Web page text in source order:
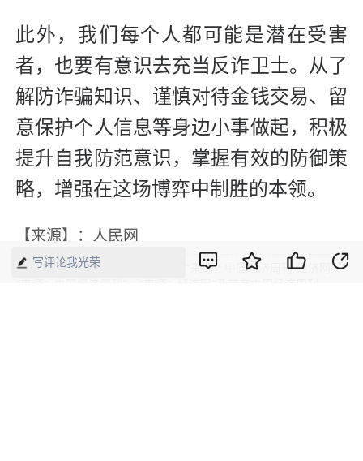
此外，我们每个人都可能是潜在受害
者，也要有意识去充当反诈卫士。从了
解防诈骗知识、谨慎对待金钱交易、留
意保护个人信息等身边小事做起，积极
提升自我防范意识，掌握有效的防御策
略，增强在这场博弈中制胜的本领。
【来源】：人民网
版权声明：本网所有内容，凡注明“来源：中国经济周刊-经济网”、
写评论我光荣